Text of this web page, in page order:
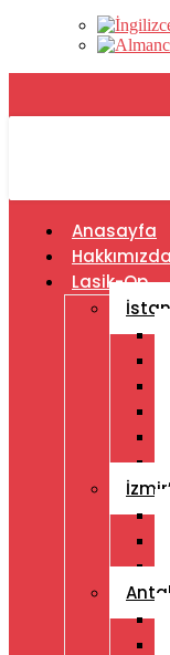
Anasayfa
Hakkımızda
Lasik-Op